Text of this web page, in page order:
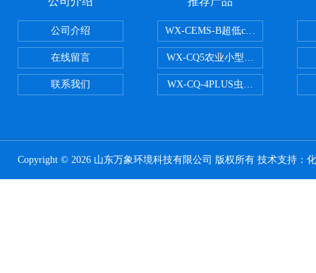
公司介绍
在线留言
联系我们
WX-CEMS-B超低cems烟气监测系
WX-CQ5农业小型气象站
WX-CQ-4PLUS虫情测报灯
Copyright © 2026 山东万象环境科技有限公司 版权所有 技术支持：